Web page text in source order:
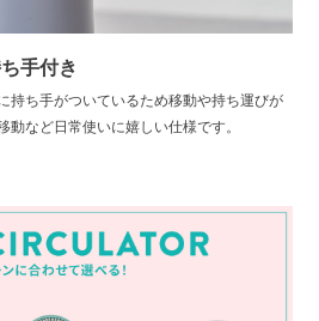
手付き
持ち手がついているため移動や持ち運びが
動など日常使いに嬉しい仕様です。